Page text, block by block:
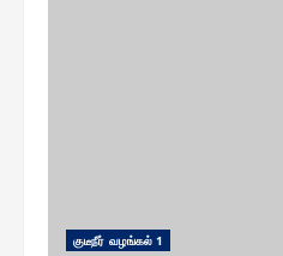
குடீநீர் வழங்௧ல் 1